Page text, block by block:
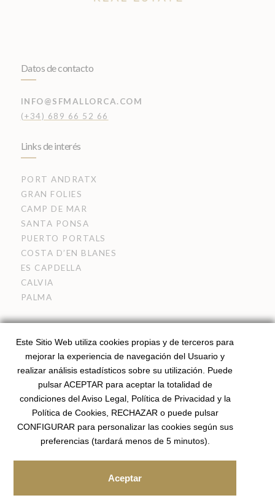
Datos de contacto
INFO@SFMALLORCA.COM
(+34) 689 66 52 66
Links de interés
PORT ANDRATX
GRAN FOLIES
CAMP DE MAR
SANTA PONSA
PUERTO PORTALS
COSTA D’EN BLANES
ES CAPDELLA
CALVIA
PALMA
Siguenos en medios sociales
INSTAGRAM
Registered Agent – ROAIIB (Balearic Islands Official
Register) GOIBE81951/2025
Licensed Real Estate Agent I API Spain Member 01718
Este Sitio Web utiliza cookies propias y de terceros para
mejorar la experiencia de navegación del Usuario y
realizar análisis estadísticos sobre su utilización. Puede
pulsar ACEPTAR para aceptar la totalidad de
condiciones del Aviso Legal, Política de Privacidad y la
Política de Cookies, RECHAZAR o puede pulsar
CONFIGURAR para personalizar las cookies según sus
preferencias (tardará menos de 5 minutos).
Aceptar